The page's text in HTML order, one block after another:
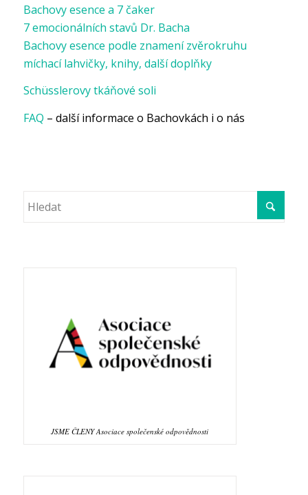
Bachovy esence a 7 čaker
7 emocionálních stavů Dr. Bacha
Bachovy esence podle znamení zvěrokruhu
míchací lahvičky, knihy, další doplňky
Schüsslerovy tkáňové soli
FAQ – další informace o Bachovkách i o nás
JSME ČLENY Asociace společenské odpovědnosti